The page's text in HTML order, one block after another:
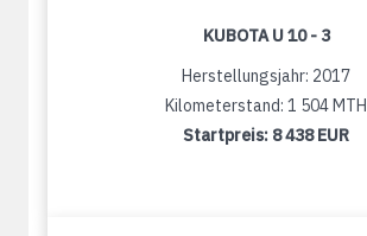
KUBOTA U 10 - 3
Herstellungsjahr: 2017
Kilometerstand: 1 504 MTH
Startpreis: 8 438 EUR